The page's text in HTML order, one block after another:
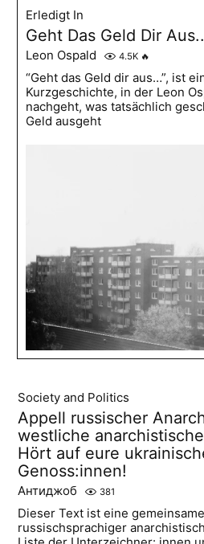
Erledigt In
Geht Das Geld Dir
Leon Ospald 4.5K 🔥
“Geht das Geld dir aus…”, ist
Kurzgeschichte, in der Leon
nachgeht, was tatsächlich
Geld ausgeht
Society and Politics
Appell russischer
westliche
Hört auf eure
Genoss:innen!
Антиджоб 381
Dieser Text ist eine
russischsprachiger